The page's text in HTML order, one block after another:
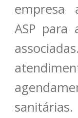
empresa
ASP para
sanitárias.